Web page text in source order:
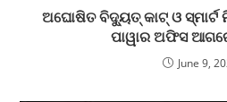
ଅଘୋଷିତ ବିଦ୍ୟୁତ୍ କାଟ୍ ଓ ସ୍ମାର୍ଟ
ପାୱାର ଅଫିସ
June 9,